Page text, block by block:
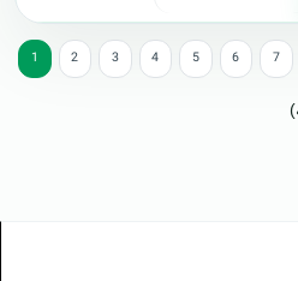
1 2 3 4 5 6 7